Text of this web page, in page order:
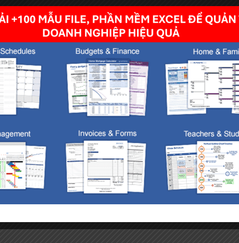
for the next time I comment.